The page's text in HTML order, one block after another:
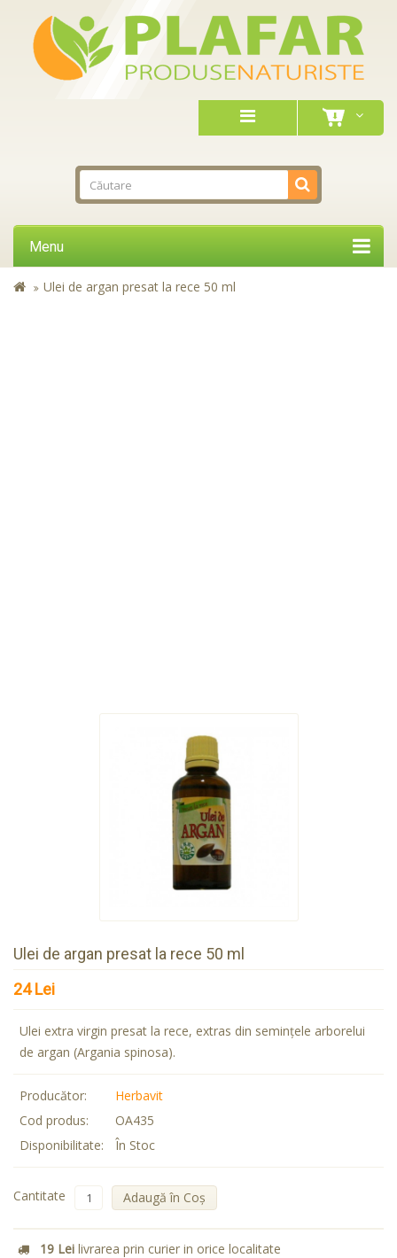
Menu
Ulei de argan presat la rece 50 ml
Ulei de argan presat la rece 50 ml
24 Lei
Ulei extra virgin presat la rece, extras din seminţele arborelui
de argan (Argania spinosa).
Producător:
Herbavit
Cod produs:
OA435
Disponibilitate:
În Stoc
Cantitate Adaugă în Coş
19 Lei livrarea prin curier in orice localitate